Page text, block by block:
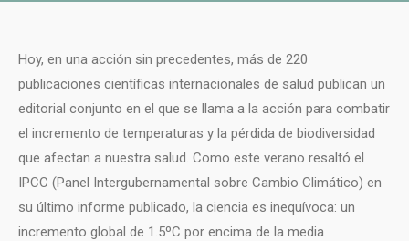
Hoy, en una acción sin precedentes, más de 220
publicaciones científicas internacionales de salud publican un
editorial conjunto en el que se llama a la acción para combatir
el incremento de temperaturas y la pérdida de biodiversidad
que afectan a nuestra salud. Como este verano resaltó el
IPCC (Panel Intergubernamental sobre Cambio Climático) en
su último informe publicado, la ciencia es inequívoca: un
incremento global de 1.5ºC por encima de la media